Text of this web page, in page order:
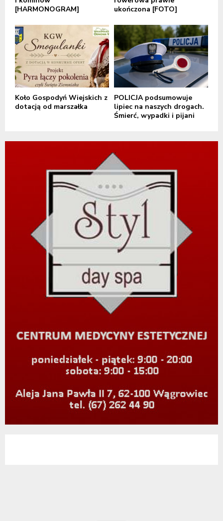
[HARMONOGRAM]
ukończona [FOTO]
Koło Gospodyń Wiejskich z
dotacją od marszałka
POLICJA podsumowuje
lipiec na naszych drogach.
Śmierć, wypadki i pijani